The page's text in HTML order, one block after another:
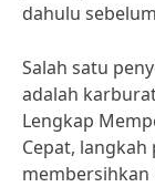
dahulu
Salah satu
adalah
Lengkap
Cepat,
membersihkan